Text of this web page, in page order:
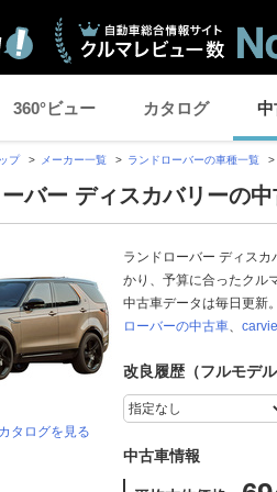
360°ビュー カタログ 中
プ メーカー一覧 ランドローバーの車種一覧
バー ディスカバリーの
タログを見る
ランドローバー ディス
かり、予算に合ったクル
中古車データは毎日更新。
ローバーの中古車、
改良履歴（フルモデ
中古車情報